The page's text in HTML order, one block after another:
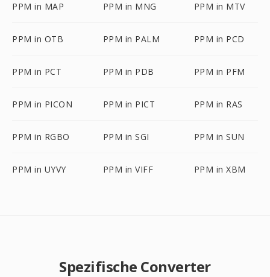
PPM in MAP PPM in MNG PPM in MTV
PPM in OTB PPM in PALM PPM in PCD
PPM in PCT PPM in PDB PPM in PFM
PPM in PICON PPM in PICT PPM in RAS
PPM in RGBO PPM in SGI PPM in SUN
PPM in UYVY PPM in VIFF PPM in XBM
Spezifische Converter